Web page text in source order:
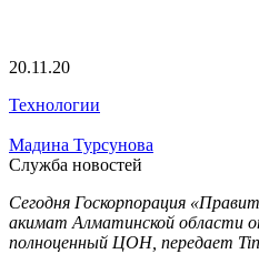
20.11.20
Технологии
Мадина Турсунова
Служба новостей
Сегодня Госкорпорация
акимат Алматинской области
полноценный ЦОН,